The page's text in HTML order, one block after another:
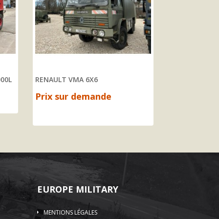
RENAULT VMA 6X6
Prix sur demande
EUROPE MILITARY
MENTIONS LÉGALES